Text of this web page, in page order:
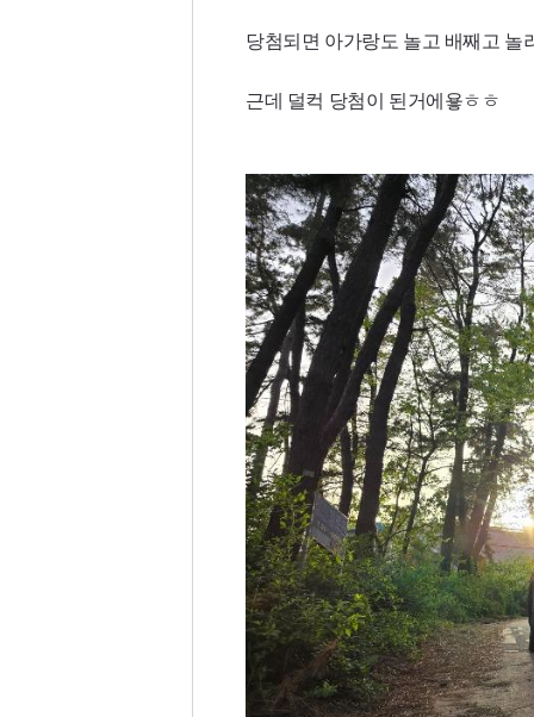
당첨되면 아가랑도 놀고 배째고 놀
근데 덜컥 당첨이 된거에욯ㅎㅎ